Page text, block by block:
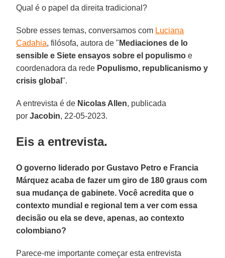
Qual é o papel da direita tradicional?
Sobre esses temas, conversamos com Luciana
Cadahia, filósofa, autora de " Mediaciones de lo
sensible e Siete ensayos sobre el populismo e
coordenadora da rede Populismo, republicanismo y
crisis global".
A entrevista é de Nicolas Allen, publicada
porJacobin, 22-05-2023.
Eis a entrevista.
O governo liderado por Gustavo Petro e Francia
Márquez acaba de fazer um giro de 180 graus com
sua mudança de gabinete. Você acredita que o
contexto mundial e regional tem a ver com essa
decisão ou ela se deve, apenas, ao contexto
colombiano?
Parece-me importante começar esta entrevista